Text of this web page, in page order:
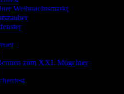
Weihnachtsmarkt
zum XXI. Mügelner